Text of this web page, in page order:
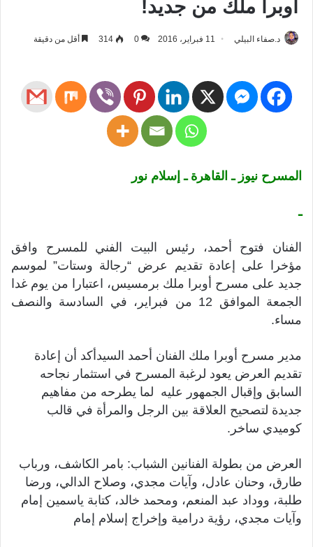
أوبرا ملك من جديد!
د.صفاء البيلي 11 فبراير، 2016 0
314 أقل من دقيقة
المسرح نيوز ـ القاهرة ـ إسلام نور
ـ
الفنان فتوح أحمد، رئيس البيت الفني للمسرح وافق
مؤخرا على إعادة تقديم عرض “رجالة وستات” لموسم
جديد على مسرح أوبرا ملك برمسيس، اعتبارا من يوم غدا
الجمعة الموافق 12 من فبراير، في السادسة والنصف
مساء.
مدير مسرح أوبرا ملك الفنان أحمد السيدأكد أن إعادة
تقديم العرض يعود لرغبة المسرح في استثمار نجاحه
السابق وإقبال الجمهور عليه لما يطرحه من مفاهيم
جديدة لتصحيح العلاقة بين الرجل والمرأة في قالب
كوميدي ساخر.
العرض من بطولة الفنانين الشباب: بامر الكاشف، ورباب
طارق، وحنان عادل، وآيات مجدي، وصلاح الدالي، ورضا
طلبة، ووداد عبد المنعم، ومحمد خالد، كتابة ياسمين إمام
وآيات مجدي، رؤية درامية وإخراج إسلام إمام